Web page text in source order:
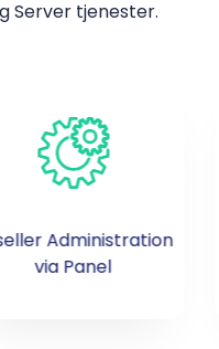
Server tjenester.
Administration
via Panel